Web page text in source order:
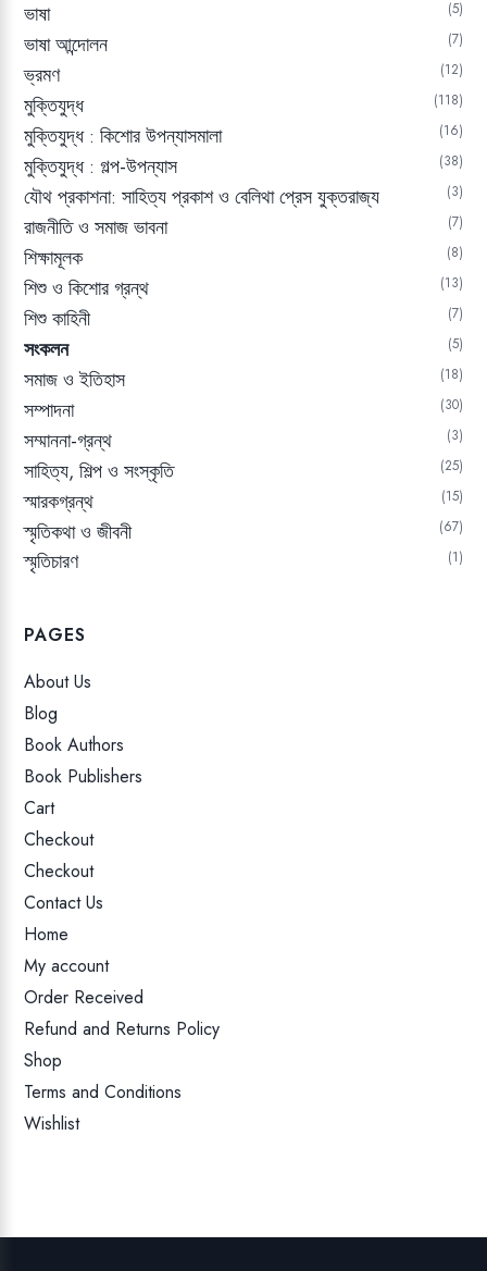
ভাষা 5
ভাষা আন্দোলন 7
ভ্রমণ 12
মুক্তিযুদ্ধ 118
মুক্তিযুদ্ধ : কিশোর উপন্যাসমালা 16
মুক্তিযুদ্ধ : গল্প-উপন্যাস 38
যৌথ প্রকাশনা: সাহিত্য প্রকাশ ও বেলিথা প্রেস যুক্তরাজ্য 3
রাজনীতি ও সমাজ ভাবনা 7
শিক্ষামূলক 8
শিশু ও কিশোর গ্রন্থ 13
শিশু কাহিনী 7
সংকলন 5
সমাজ ও ইতিহাস 18
সম্পাদনা 30
সম্মাননা-গ্রন্থ 3
সাহিত্য, শিল্প ও সংস্কৃতি 25
স্মারকগ্রন্থ 15
স্মৃতিকথা ও জীবনী 67
স্মৃতিচারণ 1
PAGES
About Us
Blog
Book Authors
Book Publishers
Cart
Checkout
Checkout
Contact Us
Home
My account
Order Received
Refund and Returns Policy
Shop
Terms and Conditions
Wishlist